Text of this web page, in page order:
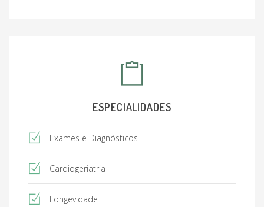
ESPECIALIDADES
Exames e Diagnósticos
Cardiogeriatria
Longevidade